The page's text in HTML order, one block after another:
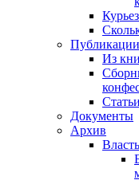
Публикации
Из
Документы
Архив
Власть